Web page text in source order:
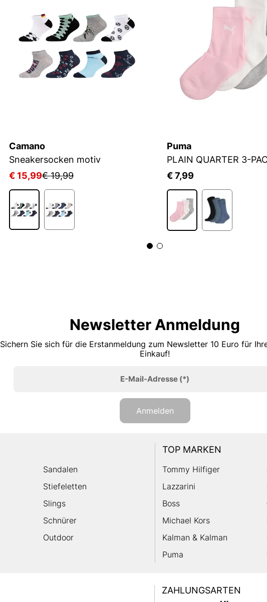
Camano
Sneakersocken motiv
€ 15,99€ 19,99
Puma
PLAIN QUARTER 3-
€ 7,99
Newsletter Anmeldung
Sichern Sie sich für die Erstanmeldung zum Newsletter 10 Euro für
Einkauf!
E-Mail-Adresse(*)
Anmelden
Sandalen
Stiefeletten
Slings
Schnürer
Outdoor
TOP MARKEN
Tommy Hilfiger
Lazzarini
Boss
Michael Kors
Kalman & Kalman
Puma
ZAHLUNGSARTEN